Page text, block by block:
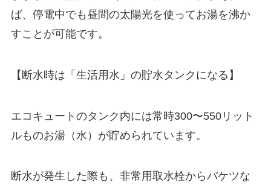
ば、停電中でも昼間の太陽光を使ってお湯を沸か
すことが可能です。
【 断水時は「生活用水」の貯水タンクになる 】
エコキュートのタンク内には常時300〜550リット
ルものお湯（水）が貯められています。
断水が発生した際も、非常用取水栓からバケツな